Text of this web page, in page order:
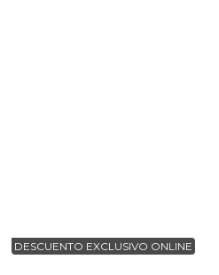
DESCUENTO EXCLUSIVO ONLINE